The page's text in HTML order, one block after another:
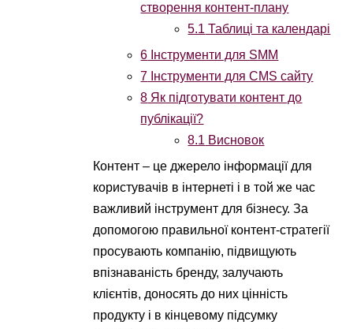
створення контент-плану
5.1 Таблиці та календарі
6 Інструменти для SMM
7 Інструменти для CMS сайту
8 Як підготувати контент до
публікації?
8.1 Висновок
Контент – це джерело інформації для
користувачів в інтернеті і в той же час
важливий інструмент для бізнесу. За
допомогою правильної контент-стратегії
просувають компанію, підвищують
впізнаваність бренду, залучають
клієнтів, доносять до них цінність
продукту і в кінцевому підсумку